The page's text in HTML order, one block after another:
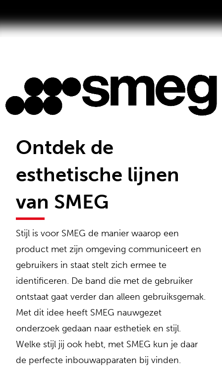
Ontdek de
esthetische lijnen
van SMEG
Stijl is voor SMEG de manier waarop een
product met zijn omgeving communiceert en
gebruikers in staat stelt zich ermee te
identificeren. De band die met de gebruiker
ontstaat gaat verder dan alleen gebruiksgemak.
Met dit idee heeft SMEG nauwgezet
onderzoek gedaan naar esthetiek en stijl.
Welke stijl jij ook hebt, met SMEG kun je daar
de perfecte inbouwapparaten bij vinden.